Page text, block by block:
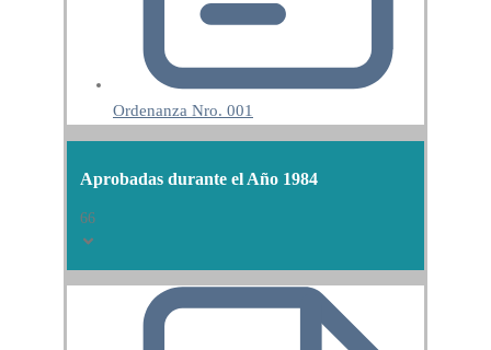
Ordenanza Nro. 001
Aprobadas durante el Año 1984
66